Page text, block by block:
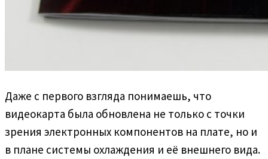
Даже с первого взгляда понимаешь, что
видеокарта была обновлена не только с точки
зрения электронных компонентов на плате, но и
в плане системы охлаждения и её внешнего вида.